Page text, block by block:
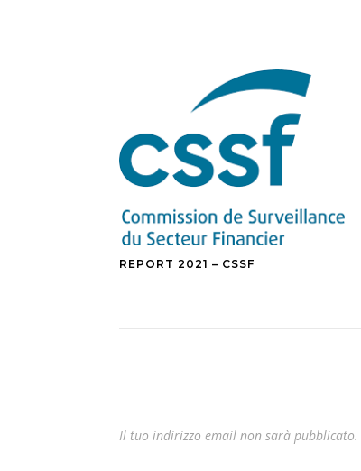
REPORT 2021 – CSSF
Il tuo indirizzo email non sarà pubblicato.